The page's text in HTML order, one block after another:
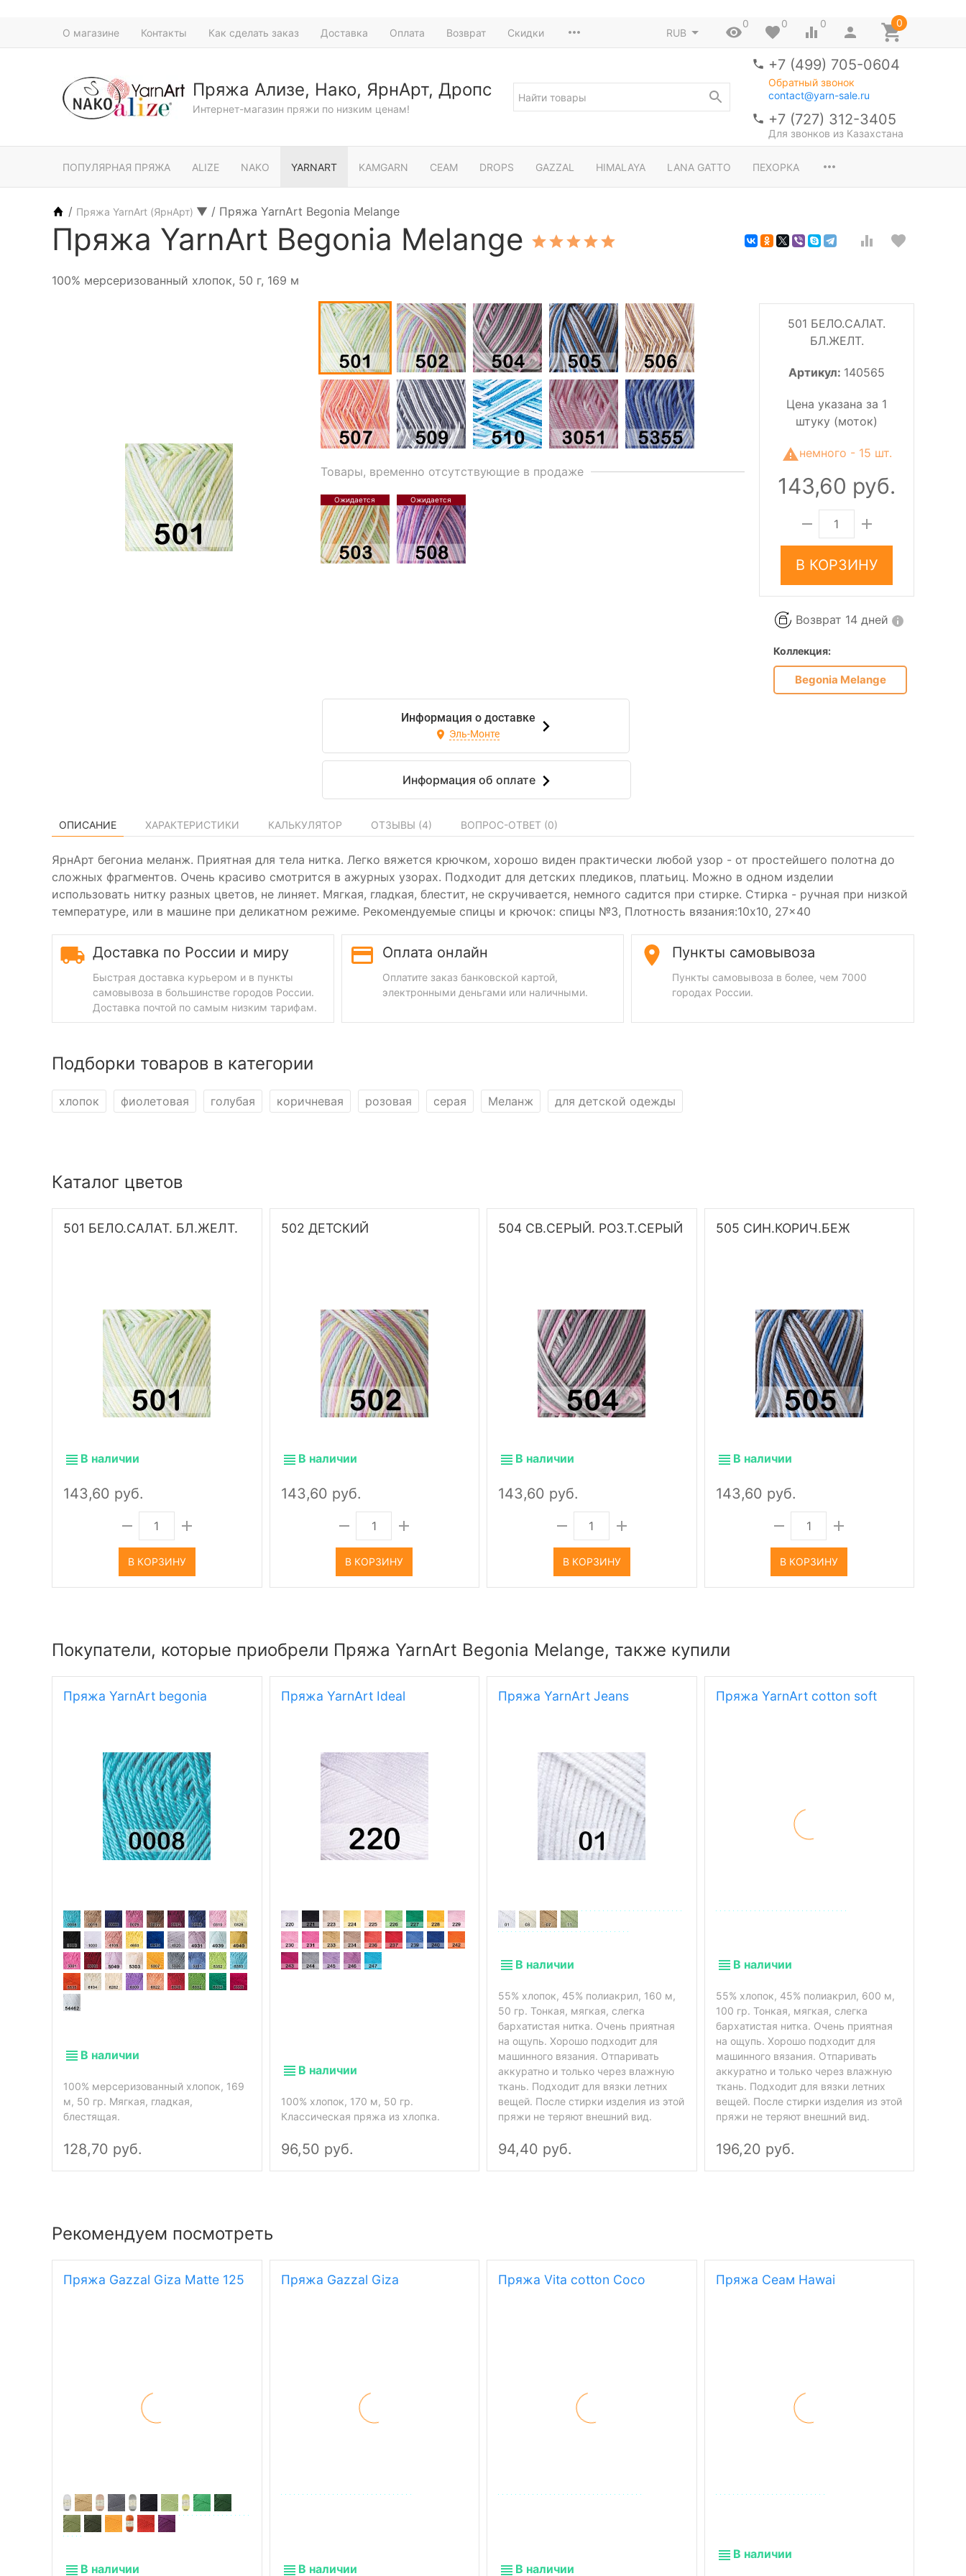
О магазине Контакты Как сделать заказ Доставка Оплата Возврат Скидки RUB
0 0 0 0
Пряжа Ализе, Нако, ЯрнАрт, Дропс
Интернет-магазин пряжи по низким ценам!
+7 (499) 705-0604
Обратный звонок
contact@yarn-sale.ru
+7 (727) 312-3405
Для звонков из Казахстана
ПОПУЛЯРНАЯ ПРЯЖА ALIZE NAKO YARNART KAMGARN СЕАМ DROPS GAZZAL HIMALAYA LANA GATTO ПЕХОРКА
/ Пряжа YarnArt (ЯрнАрт) ▼ / Пряжа YarnArt Begonia Melange
Пряжа YarnArt Begonia Melange
100% мерсеризованный хлопок, 50 г, 169 м
Товары, временно отсутствующие в продаже
Информация о доставке
Эль-Монте
Информация об оплате
501 БЕЛО.САЛАТ.
БЛ.ЖЕЛТ.
Артикул: 140565
Цена указана за 1
штуку (моток)
немного - 15 шт.
143,60 руб.
В КОРЗИНУ
Возврат 14 дней
Коллекция:
Begonia Melange
ОПИСАНИЕ ХАРАКТЕРИСТИКИ КАЛЬКУЛЯТОР ОТЗЫВЫ (4) ВОПРОС-ОТВЕТ (0)
ЯрнАрт бегониа меланж. Приятная для тела нитка. Легко вяжется крючком, хорошо виден практически любой узор - от простейшего полотна до
сложных фрагментов. Очень красиво смотрится в ажурных узорах. Подходит для детских пледиков, платьиц. Можно в одном изделии
использовать нитку разных цветов, не линяет. Мягкая, гладкая, блестит, не скручивается, немного садится при стирке. Стирка - ручная при низкой
температуре, или в машине при деликатном режиме. Рекомендуемые спицы и крючок: спицы №3, Плотность вязания:10x10, 27x40
Доставка по России и миру
Быстрая доставка курьером и в пункты
самовывоза в большинстве городов России.
Доставка почтой по самым низким тарифам.
Оплата онлайн
Оплатите заказ банковской картой,
электронными деньгами или наличными.
Пункты самовывоза
Пункты самовывоза в более, чем 7000
городах России.
Подборки товаров в категории
хлопок фиолетовая голубая коричневая розовая серая Меланж для детской одежды
Каталог цветов
501 БЕЛО.САЛАТ. БЛ.ЖЕЛТ.
В наличии
143,60 руб.
В КОРЗИНУ
502 ДЕТСКИЙ
В наличии
143,60 руб.
В КОРЗИНУ
504 СВ.СЕРЫЙ. РОЗ.Т.СЕРЫЙ
В наличии
143,60 руб.
В КОРЗИНУ
505 СИН.КОРИЧ.БЕЖ
В наличии
143,60 руб.
В КОРЗИНУ
Покупатели, которые приобрели Пряжа YarnArt Begonia Melange, также купили
Пряжа YarnArt begonia
100% мерсеризованный хлопок, 169
м, 50 гр. Мягкая, гладкая,
128,70 руб.
Пряжа YarnArt Ideal
100% хлопок, 170 м, 50 гр.
96,50 руб.
Пряжа YarnArt Jeans
55% хлопок, 45% полиакрил, 160 м,
50 гр. Тонкая, мягкая, слегка
бархатистая нитка. Очень приятная
на ощупь. Хорошо подходит для
машинного вязания. Отпаривать
аккуратно и только через влажную
ткань. Подходит для вязки летних
вещей. После стирки изделия из этой
94,40 руб.
Пряжа YarnArt cotton soft
55% хлопок, 45% полиакрил, 600 м,
100 гр. Тонкая, мягкая, слегка
бархатистая нитка. Очень приятная
на ощупь. Хорошо подходит для
машинного вязания. Отпаривать
аккуратно и только через влажную
ткань. Подходит для вязки летних
вещей. После стирки изделия из этой
196,20 руб.
Рекомендуем посмотреть